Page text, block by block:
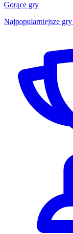
Gorące gry
Najpopularniejsze